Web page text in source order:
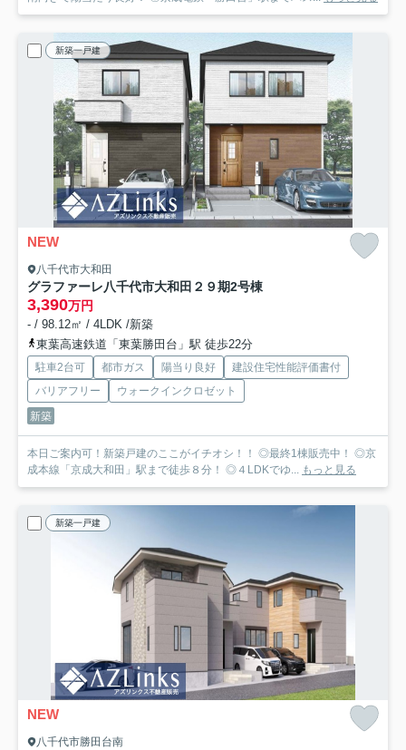
新築一戸建
NEW
八千代市大和田
グラファーレ八千代市大和田２９期2号棟
3,390万円
- / 98.12㎡ / 4LDK /新築
東葉高速鉄道「東葉勝田台」駅 徒歩22分
駐車2台可 都市ガス 陽当り良好
建設住宅性能評価書付
バリアフリー
ウォークインクロゼット
新築
本日ご案内可！新築戸建のここがイチオシ！！ ◎最終1棟販売中！ ◎京
成本線「京成大和田」駅まで徒歩８分！ ◎４LDKでゆ... もっと見る
新築一戸建
NEW
八千代市勝田台南